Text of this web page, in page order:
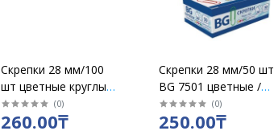
Скрепки 28 мм/100
шт цветные круглые
Hatber 28060
(0)
260.00₸
Скрепки 28 мм/50 шт
BG 7501 цветные /
уп 10 шт (0)
250.00₸